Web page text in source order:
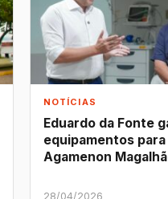
NOTÍCIAS
Eduardo da Fonte
equipamentos
Agamenon
28/04/2026